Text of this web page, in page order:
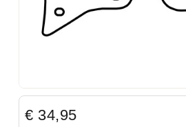
€ 34,95